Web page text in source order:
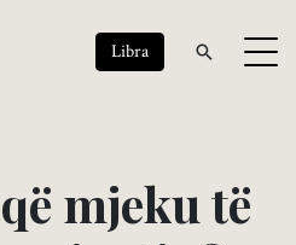
Libra
që mjeku të